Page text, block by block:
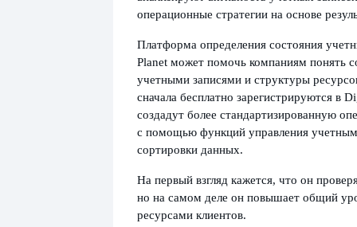
операционные стратегии на основе
Платформа определения состояния
Planet может помочь компаниям понять
учетными записями и структуры
сначала бесплатно зарегистрируются в
создадут более стандартизированную
с помощью функций управления
сортировки данных.
На первый взгляд кажется, что он
но на самом деле он повышает общий
ресурсами клиентов.